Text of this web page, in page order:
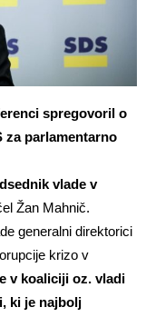
spregovoril o
za parlamentarno
vlade v
Žan Mahnič.
generalni direktorici
krizo v
v koaliciji oz. vladi
ki je najbolj